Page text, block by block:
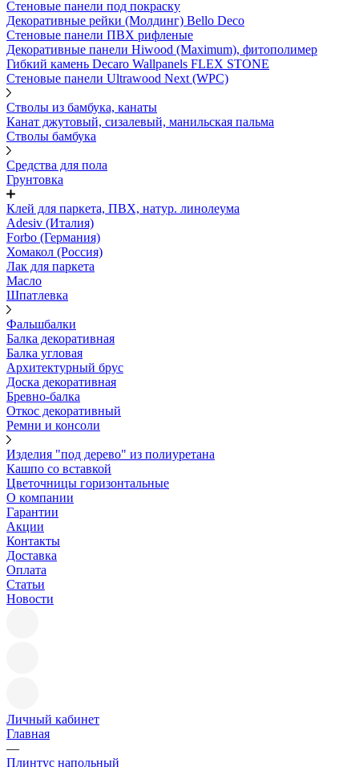
Стеновые панели под покраску
Декоративные рейки (Молдинг) Bello Deco
Стеновые панели ПВХ рифленыe
Декоративные панели Hiwood (Maximum), фитополимер
Гибкий камень Decaro Wallpanels FLEX STONE
Стеновые панели Ultrawood Next (WPC)
Стволы из бамбука, канаты
Канат джутовый, сизалевый, манильская пальма
Стволы бамбука
Средства для пола
Грунтовка
Клей для паркета, ПВХ, натур. линолеума
Adesiv (Италия)
Forbo (Германия)
Хомакол (Россия)
Лак для паркета
Масло
Шпатлевка
Фальшбалки
Балка декоративная
Балка угловая
Архитектурный брус
Доска декоративная
Бревно-балка
Откос декоративный
Ремни и консоли
Изделия "под дерево" из полиуретана
Кашпо со вставкой
Цветочницы горизонтальные
О компании
Гарантии
Акции
Контакты
Доставка
Оплата
Статьи
Новости
Личный кабинет
Главная
—
Плинтус напольный